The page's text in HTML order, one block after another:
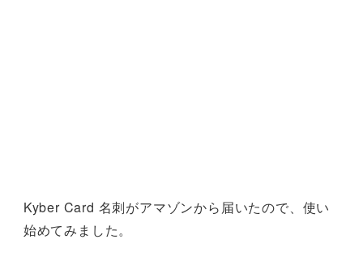
Kyber Card 名刺がアマゾンから届いたので、使い
始めてみました。